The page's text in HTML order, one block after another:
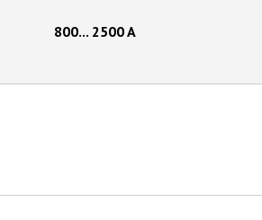
800... 2500A